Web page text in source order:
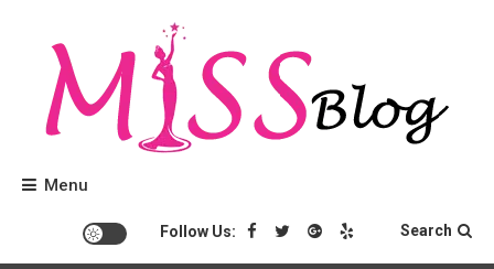
Miss Blog
Menu
Follow Us: Search